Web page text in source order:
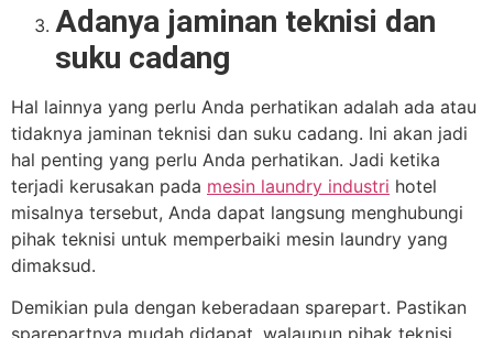
Adanya jaminan teknisi dan
suku cadang
Hal lainnya yang perlu Anda perhatikan adalah ada atau
tidaknya jaminan teknisi dan suku cadang. Ini akan jadi
hal penting yang perlu Anda perhatikan. Jadi ketika
terjadi kerusakan pada mesin laundry industri hotel
misalnya tersebut, Anda dapat langsung menghubungi
pihak teknisi untuk memperbaiki mesin laundry yang
dimaksud.
Demikian pula dengan keberadaan sparepart. Pastikan